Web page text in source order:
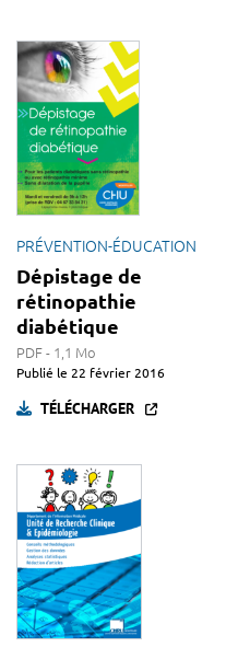
PRÉVENTION-ÉDUCATION
Dépistage de
rétinopathie
diabétique
PDF - 1,1 Mo
Publié le 22 février 2016
TÉLÉCHARGER